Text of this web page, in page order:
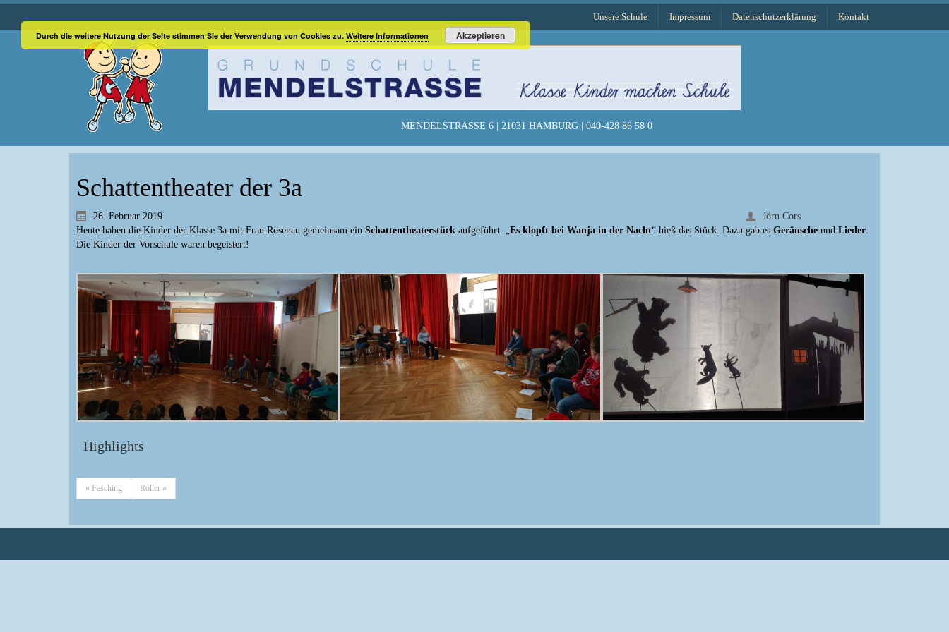
Unsere Schule Impressum Datenschutzerklärung Kontakt
MENDELSTRASSE 6 | 21031 HAMBURG | 040-428 86 58 0
Schattentheater der 3a
26. Februar 2019
Jörn Cors
Heute haben die Kinder der Klasse 3a mit Frau Rosenau gemeinsam ein Schattentheaterstück aufgeführt. „ Es klopft bei Wanja in der Nacht“ hieß das Stück. Dazu gab es Geräusche und Lieder
Die Kinder der Vorschule waren begeistert!
Highlights
« Fasching Roller »
Durch die weitere Nutzung der Seite stimmen Sie der Verwendung von Cookies zu. Weitere Informationen Akzeptieren